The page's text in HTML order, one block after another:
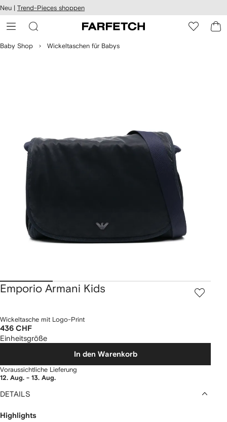
zum
Neu | Trend-Pieces shoppen
Baby Shop Wickeltaschen für Babys
Emporio Armani Kids
Wickeltasche mit Logo-Print
436 CHF
Einheitsgröße
In den Warenkorb
Voraussichtliche Lieferung
12. Aug. - 13. Aug.
DETAILS
Highlights